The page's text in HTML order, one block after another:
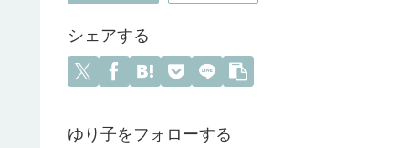
シェアする
ゆり子をフォローする